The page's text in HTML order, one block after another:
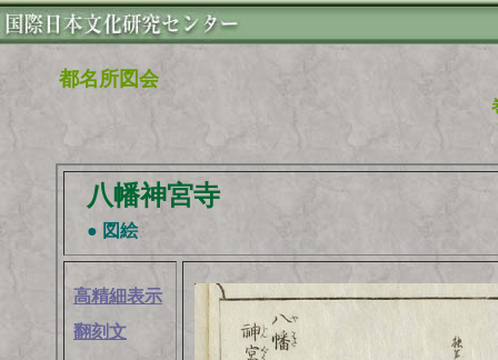
都名所図会
八幡神宮寺
● 図絵
高精細表示
翻刻文